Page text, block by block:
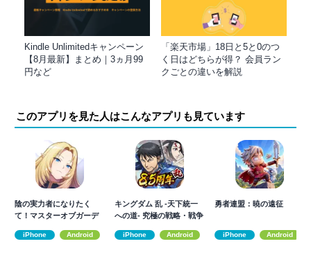
Kindle Unlimitedキャンペーン
【8月最新】まとめ｜3ヵ月99
円など
「楽天市場」18日と5と0のつ
く日はどちらが得？ 会員ラン
クごとの違いを解説
このアプリを見た人はこんなアプリも見ています
陰の実力者になりたく
て！マスターオブガーデ
iPhone Android
キングダム 乱 -天下統一
への道- 究極の戦略・戦争
iPhone Android
勇者連盟：暁の遠征
iPhone Android